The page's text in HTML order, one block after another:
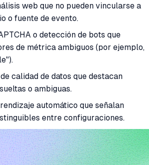
web que no pueden vincularse a
o fuente de evento.
o detección de bots que
de métrica ambiguos (por ejemplo,
calidad de datos que destacan
o ambiguas.
automático que señalan
entre configuraciones.